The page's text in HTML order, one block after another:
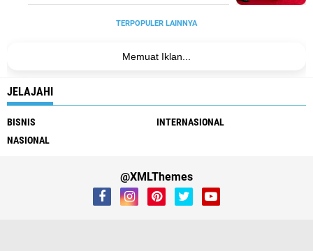
TERPOPULER LAINNYA
Memuat Iklan...
JELAJAHI
BISNIS
INTERNASIONAL
NASIONAL
@XMLThemes